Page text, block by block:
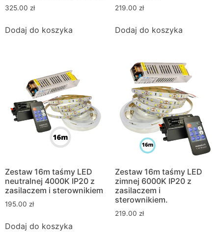
325.00 zł
Dodaj do koszyka
219.00 zł
Dodaj do koszyka
Zestaw 16m taśmy LED
neutralnej 4000K IP20 z
zasilaczem i sterownikiem
195.00 zł
Dodaj do koszyka
Zestaw 16m taśmy LED
zimnej 6000K IP20 z
zasilaczem i
sterownikiem.
219.00 zł